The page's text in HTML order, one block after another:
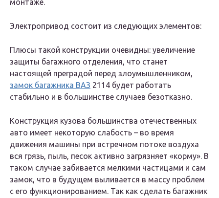
монтаже.
Электропривод состоит из следующих элементов:
Плюсы такой конструкции очевидны: увеличение
защиты багажного отделения, что станет
настоящей преградой перед злоумышленником,
замок багажника ВАЗ 2114 будет работать
стабильно и в большинстве случаев безотказно.
Конструкция кузова большинства отечественных
авто имеет некоторую слабость – во время
движения машины при встречном потоке воздуха
вся грязь, пыль, песок активно загрязняет «корму». В
таком случае забивается мелкими частицами и сам
замок, что в будущем выливается в массу проблем
с его функционированием. Так как сделать багажник